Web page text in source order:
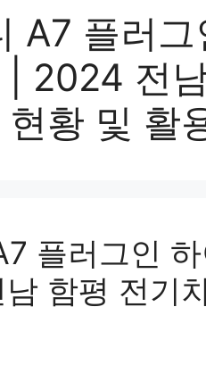
A7 플러그
| 2024 전
황 및 활
플러그인
함평 전기